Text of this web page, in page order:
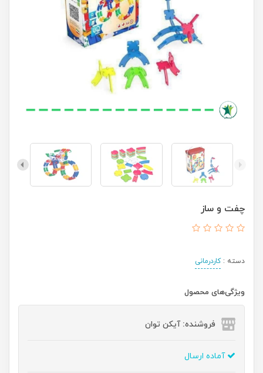
چفت و ساز
دسته :کاردرمانی
ویژگی‌های محصول
فروشنده: آیکن توان
آماده ارسال